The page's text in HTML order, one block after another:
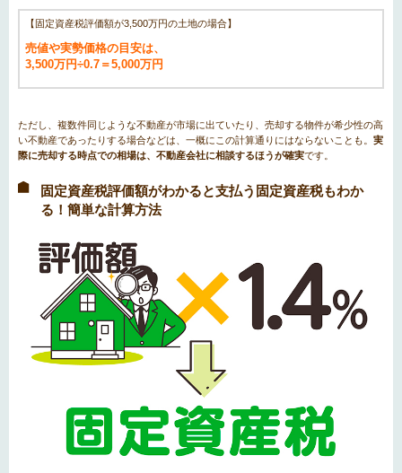
【固定資産税評価額が3,500万円の土地の場合】
売値や実勢価格の目安は、
3,500万円÷0.7＝5,000万円
ただし、複数件同じような不動産が市場に出ていたり、売却する物件が希少性の高
い不動産であったりする場合などは、一概にこの計算通りにはならないことも。 実
際に売却する時点での相場は、不動産会社に相談するほうが確実です。
固定資産税評価額がわかると支払う固定資産税もわか
る！簡単な計算方法